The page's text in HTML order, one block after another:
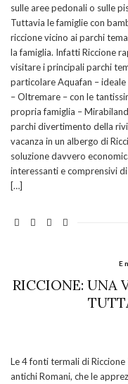
sulle aree pedonali o sulle
Tuttavia le famiglie con
riccione vicino ai parchi
la famiglia. Infatti Riccione
visitare i principali parchi
particolare Aquafan –
– Oltremare – con le
propria famiglia –
parchi divertimento della
vacanza in un albergo di
soluzione davvero
interessanti e comprensivi
[…]
RICCIONE: UNA
Le 4 fonti termali di
antichi Romani, che le